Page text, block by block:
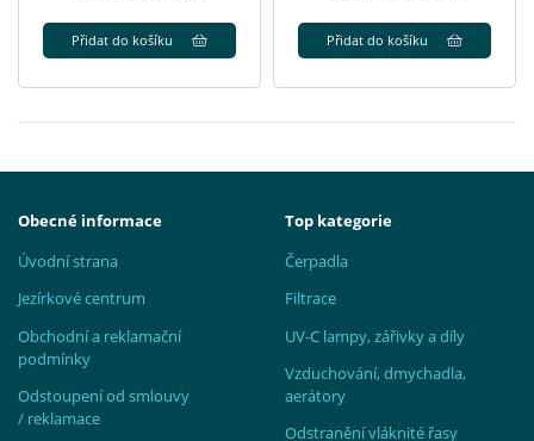
Přidat do košíku Přidat do košíku
Obecné informace
Úvodní strana
Jezírkové centrum
Obchodní a reklamační
podmínky
Odstoupení od smlouvy
/ reklamace
Top kategorie
Čerpadla
Filtrace
UV-C lampy, zářivky a díly
Vzduchování, dmychadla,
aerátory
Odstranění vláknité řasy